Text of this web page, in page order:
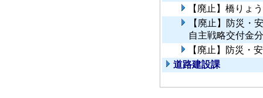
【廃止】橋りょ
【廃止】防災・
自主戦略交付金
【廃止】防災・
道路建設課